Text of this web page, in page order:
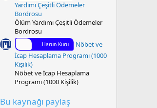
Yardımı Çeşitli Ödemeler
Bordrosu
Ölüm Yardımı Çeşitli Ödemeler
Bordrosu
Harun Kuru
Nöbet ve
İcap Hesaplama Programı (1000
Kişilik)
Nöbet ve İcap Hesaplama
Programı (1000 Kişilik)
Bu kaynağı paylaş